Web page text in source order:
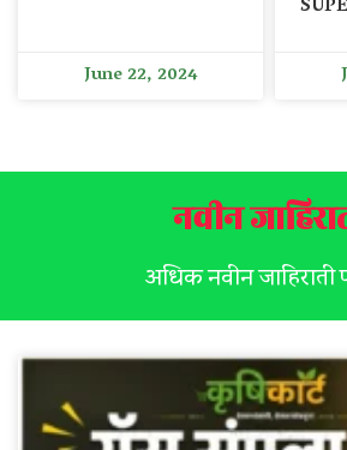
June 22, 2024
नवीन
अधिक नवीन जाहिराती